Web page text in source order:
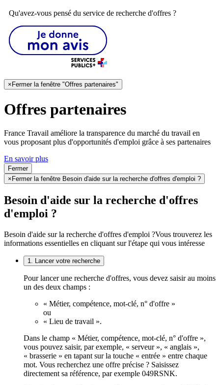
Qu'avez-vous pensé du service de recherche d'offres ?
× Fermer la fenêtre "Offres partenaires"
Offres partenaires
France Travail améliore la transparence du marché du travail en
vous proposant plus d'opportunités d'emploi grâce à ses partenaires
En savoir plus
Fermer
× Fermer la fenêtre Besoin d'aide sur la recherche d'offres d'emploi ?
Besoin d'aide sur la recherche d'offres
d'emploi ?
Besoin d'aide sur la recherche d'offres d'emploi ?Vous trouverez les
informations essentielles en cliquant sur l'étape qui vous intéresse
1. Lancer votre recherche
Pour lancer une recherche d'offres, vous devez saisir au moins
un des deux champs :
« Métier, compétence, mot-clé, n° d'offre »
ou
« Lieu de travail ».
Dans le champ « Métier, compétence, mot-clé, n° d'offre »,
vous pouvez saisir, par exemple, « serveur », « anglais »,
« brasserie » en tapant sur la touche « entrée » entre chaque
mot. Vous recherchez une offre précise ? Saisissez
directement sa référence, par exemple 049RSNK.